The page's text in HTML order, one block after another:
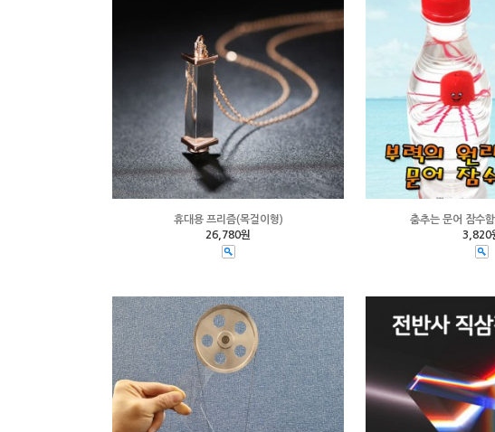
휴대용 프리즘(목걸이형)
26,780원
춤추는 문어 잠수
3,820